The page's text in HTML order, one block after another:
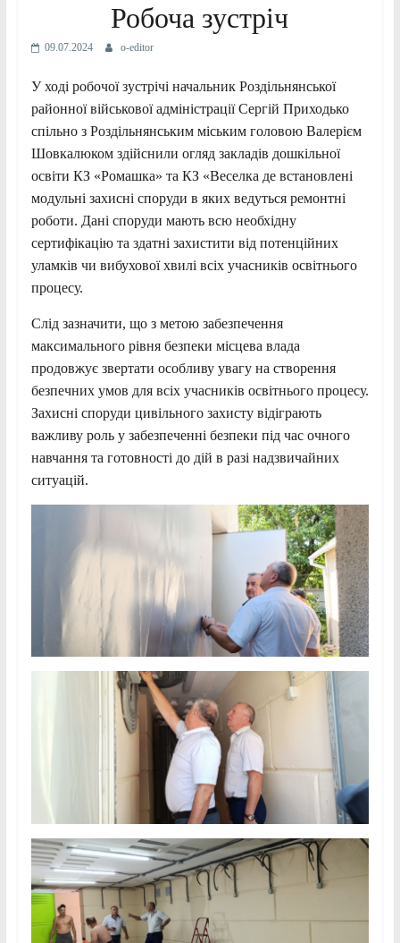
Робоча зустріч
09.07.2024 o-editor
У ході робочої зустрічі начальник Роздільнянської
районної військової адміністрації Сергій Приходько
спільно з Роздільнянським міським головою Валерієм
Шовкалюком здійснили огляд закладів дошкільної
освіти КЗ «Ромашка» та КЗ «Веселка де встановлені
модульні захисні споруди в яких ведуться ремонтні
роботи. Дані споруди мають всю необхідну
сертифікацію та здатні захистити від потенційних
уламків чи вибухової хвилі всіх учасників освітнього
процесу.
Слід зазначити, що з метою забезпечення
максимального рівня безпеки місцева влада
продовжує звертати особливу увагу на створення
безпечних умов для всіх учасників освітнього процесу.
Захисні споруди цивільного захисту відіграють
важливу роль у забезпеченні безпеки під час очного
навчання та готовності до дій в разі надзвичайних
ситуацій.